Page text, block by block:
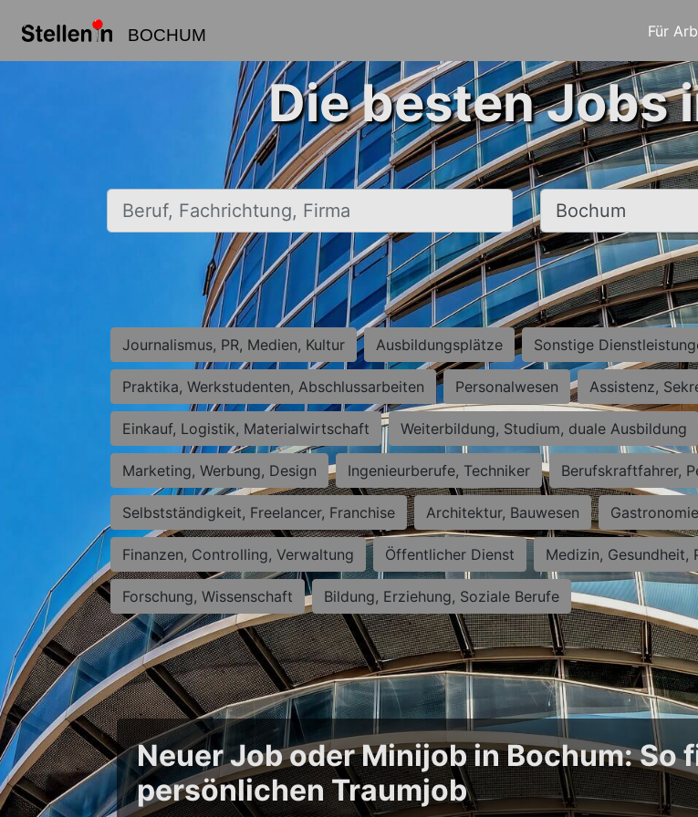
BOCHUM Für
Die besten Jobs
Beruf, Fachrichtung, Firma Ort, Stadt
Journalismus, PR, Medien, Kultur Ausbildungsplätze Sonstige
Praktika, Werkstudenten, Abschlussarbeiten Personalwesen Assistenz,
Einkauf, Logistik, Materialwirtschaft Weiterbildung, Studium, duale Ausbildung
Marketing, Werbung, Design Ingenieurberufe, Techniker Berufskraftfahrer,
Selbstständigkeit, Freelancer, Franchise Architektur, Bauwesen Gastronomie
Finanzen, Controlling, Verwaltung Öffentlicher Dienst Medizin, Gesundheit,
Forschung, Wissenschaft Bildung, Erziehung, Soziale Berufe
Neuer Job oder Minijob in Bochum: So
persönlichen Traumjob